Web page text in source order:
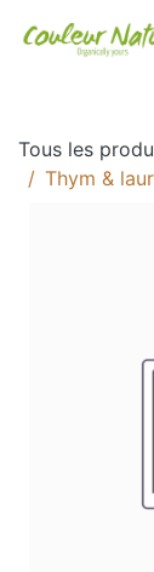
Tous les
Thym &